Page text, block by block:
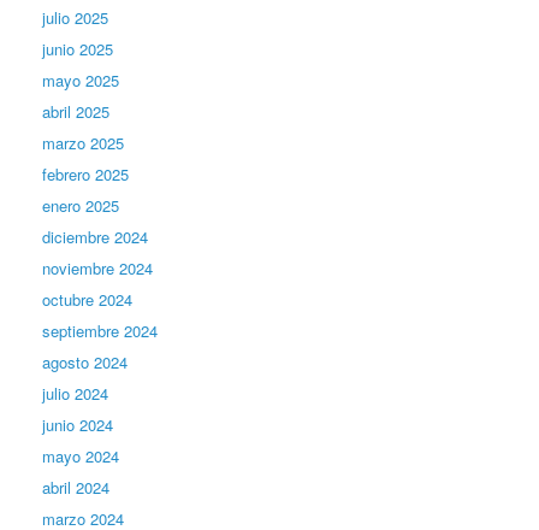
julio 2025
junio 2025
mayo 2025
abril 2025
marzo 2025
febrero 2025
enero 2025
diciembre 2024
noviembre 2024
octubre 2024
septiembre 2024
agosto 2024
julio 2024
junio 2024
mayo 2024
abril 2024
marzo 2024